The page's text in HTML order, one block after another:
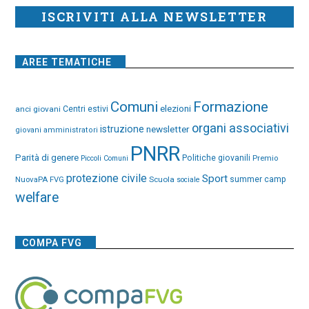
ISCRIVITI ALLA NEWSLETTER
AREE TEMATICHE
anci giovani Centri estivi Comuni elezioni Formazione
giovani amministratori istruzione newsletter organi associativi
Parità di genere Piccoli Comuni PNRR Politiche giovanili Premio
NuovaPA FVG protezione civile Scuola sociale Sport summer camp
welfare
COMPA FVG